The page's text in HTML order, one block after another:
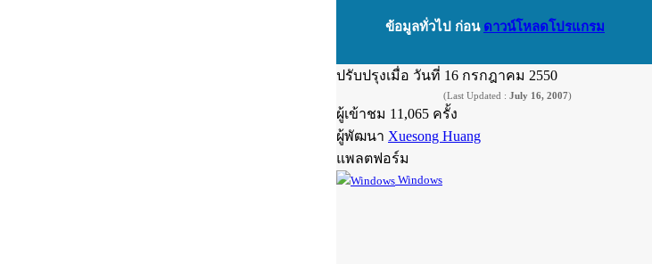
ข้อมูลทั่วไป ก่อน ดาวน์โหลดโปรแกรม
ปรับปรุงเมื่อ วันที่ 16 กรกฎาคม 2550
(Last Updated : July 16, 2007)
ผู้เข้าชม 11,065 ครั้ง
ผู้พัฒนา Xuesong Huang
แพลตฟอร์ม
Windows